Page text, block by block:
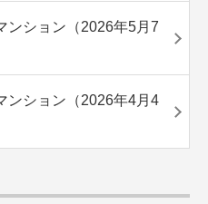
ンション（2026年5月7
ンション（2026年4月4